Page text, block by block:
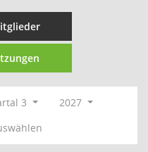
3
2027